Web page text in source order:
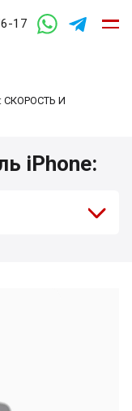
17
СКОРОСТЬ И
iPhone: